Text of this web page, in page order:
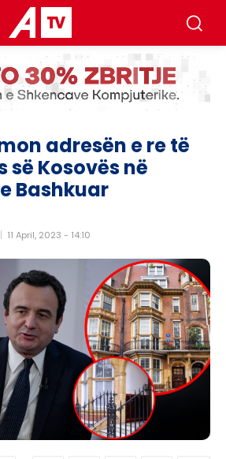
adresën e re të
së Kosovës në
Bashkuar
11 April, 2023 - 14:10